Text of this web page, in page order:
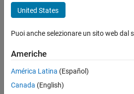
expression
DM
25 Ott
2014
1
Risposta
United States
Puoi anche selezionare un sito web dal
Americhe
América Latina (Español)
Canada (English)